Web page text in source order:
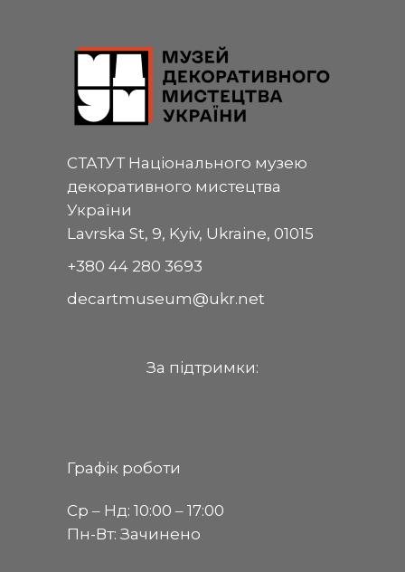
СТАТУТ Національного музею
декоративного мистецтва
України
Lavrska St, 9, Kyiv, Ukraine, 01015
+380 44 280 3693
decartmuseum@ukr.net
За пiдтримки:
Графік роботи
Ср ‒ Нд: 10:00 ‒ 17:00
Пн-Вт: Зачинено